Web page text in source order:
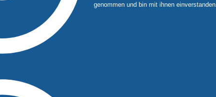
genommen und bin mit ihnen einverstanden.